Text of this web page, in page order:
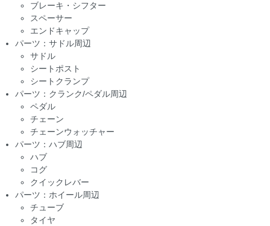
ブレーキ・シフター
スペーサー
エンドキャップ
パーツ：サドル周辺
サドル
シートポスト
シートクランプ
パーツ：クランク/ペダル周辺
ペダル
チェーン
チェーンウォッチャー
パーツ：ハブ周辺
ハブ
コグ
クイックレバー
パーツ：ホイール周辺
チューブ
タイヤ